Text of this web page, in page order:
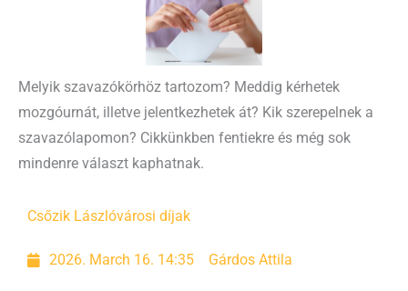
Melyik szavazókörhöz tartozom? Meddig kérhetek
mozgóurnát, illetve jelentkezhetek át? Kik szerepelnek a
szavazólapomon? Cikkünkben fentiekre és még sok
mindenre választ kaphatnak.
Csőzik Lászlóvárosi díjak
2026. March 16. 14:35 Gárdos Attila